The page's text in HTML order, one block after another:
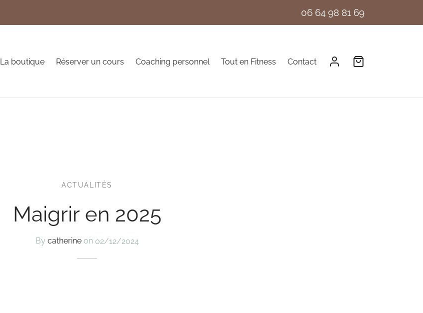
06 64 98 81 69
La boutique Réserver un cours Coaching personnel Tout en Fitness Contact
ACTUALITÉS
Maigrir en 2025
By catherineon 02/12/2024